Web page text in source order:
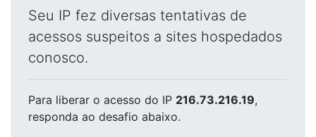
Seu IP fez diversas tentativas de
acessos suspeitos a sites hospedados
conosco.
Para liberar o acesso do IP 216.73.216.19,
responda ao desafio abaixo.